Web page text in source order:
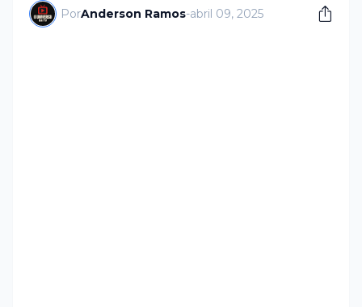
PorAnderson Ramos-abril 09, 2025